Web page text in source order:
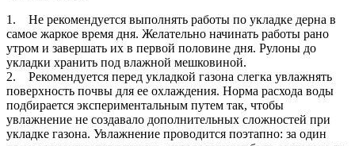
1. Не рекомендуется выполнять работы по укладке дерна в
самое жаркое время дня. Желательно начинать работы рано
утром и завершать их в первой половине дня. Рулоны до
укладки хранить под влажной мешковиной.
2. Рекомендуется перед укладкой газона слегка увлажнять
поверхность почвы для ее охлаждения. Норма расхода воды
подбирается экспериментальным путем так, чтобы
увлажнение не создавало дополнительных сложностей при
укладке газона. Увлажнение проводится поэтапно: за один